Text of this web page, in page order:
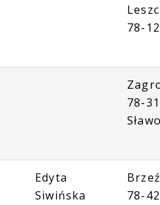
78-
78-
Edyta
Siwińska
78-